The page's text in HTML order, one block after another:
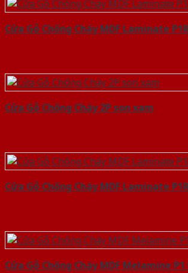
Cửa Gỗ Chống Cháy MDF Laminate
Cửa Gỗ Chống Cháy 2P son xam
Cửa Gỗ Chống Cháy MDF Laminate
Cửa Gỗ Chống Cháy MDF Melamine